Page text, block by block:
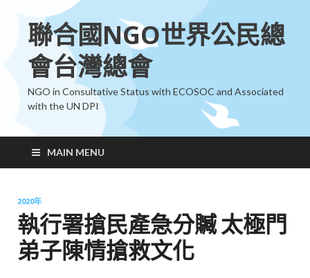
聯合國NGO世界公民總
會台灣總會
NGO in Consultative Status with ECOSOC and Associated
with the UN DPI
MAIN MENU
2020年
執行署搶民產急分贓 太極門
弟子陳情搶救文化